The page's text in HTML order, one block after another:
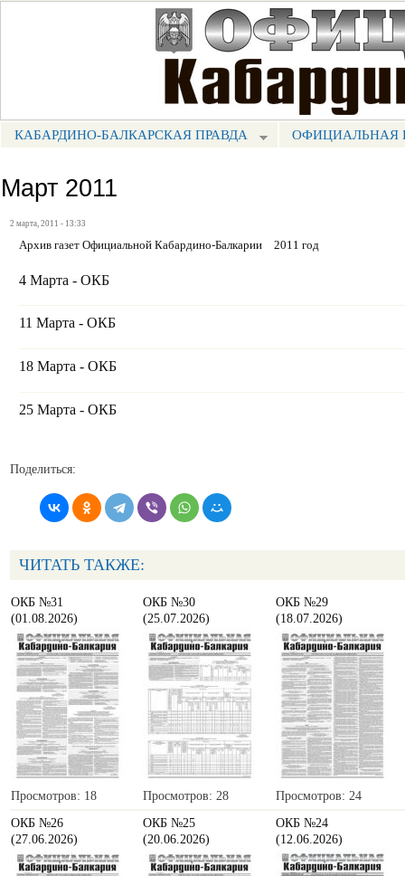
МЕНЮ КБП
КАБАРДИНО-БАЛКАРСКАЯ ПРАВДА ОФИЦИАЛЬНАЯ
Март 2011
2 марта, 2011 - 13:33
Архив газет Официальной Кабардино-Балкарии 2011 год
4 Марта - ОКБ
11 Марта - ОКБ
18 Марта - ОКБ
25 Марта - ОКБ
Поделиться:
ЧИТАТЬ ТАКЖЕ:
ОКБ №31
(01.08.2026)
Просмотров: 18
ОКБ №30
(25.07.2026)
Просмотров: 28
ОКБ №29
(18.07.2026)
Просмотров: 24
ОКБ №26
(27.06.2026)
ОКБ №25
(20.06.2026)
ОКБ №24
(12.06.2026)